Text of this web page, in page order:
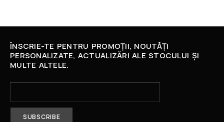
ÎNSCRIE-TE PENTRU PROMOȚII, NOUTĂȚI
PERSONALIZATE, ACTUALIZĂRI ALE STOCULUI ȘI
MULTE ALTELE.